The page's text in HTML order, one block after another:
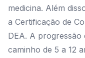
medicina. Além
a Certificação de
DEA. A progressão
caminho de 5 a 12